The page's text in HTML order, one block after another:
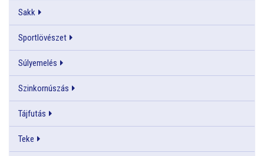
Sakk
Sportlövészet
Súlyemelés
Szinkornúszás
Tájfutás
Teke